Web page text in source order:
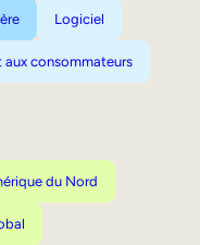
Logiciel
aux consommateurs
du Nord